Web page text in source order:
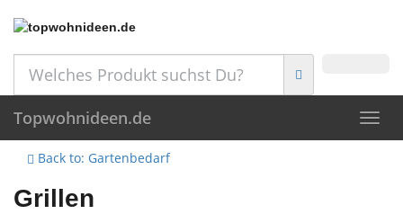
Topwohnideen.de
Back to: Gartenbedarf
Grillen